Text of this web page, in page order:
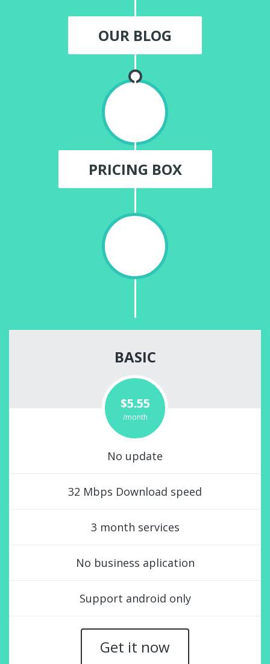
OUR BLOG
PRICING BOX
BASIC
$5.55
/month
No update
32 Mbps Download speed
3 month services
No business aplication
Support android only
Get it now